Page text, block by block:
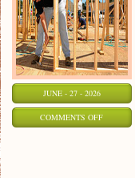
JUNE - 27 - 2026
COMMENTS OFFON